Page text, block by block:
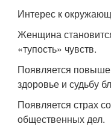
Интерес к
Женщина
«тупость» чувств.
Появляется
здоровье и судьбу
Появляется страх
общественных дел.